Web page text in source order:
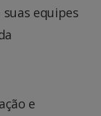
equipes
e